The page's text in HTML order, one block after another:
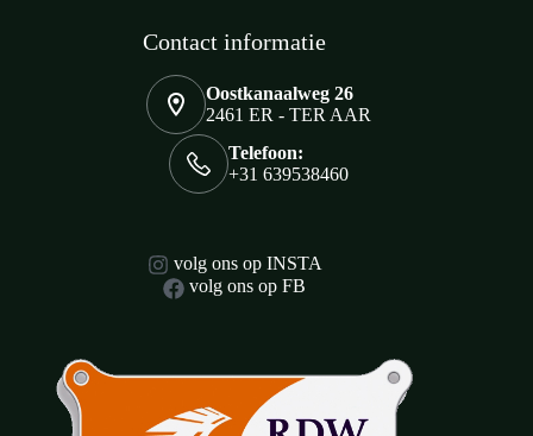
Contact informatie
Oostkanaalweg 26
2461 ER - TER AAR
Telefoon:
+31 639538460
volg ons op INSTA
volg ons op FB